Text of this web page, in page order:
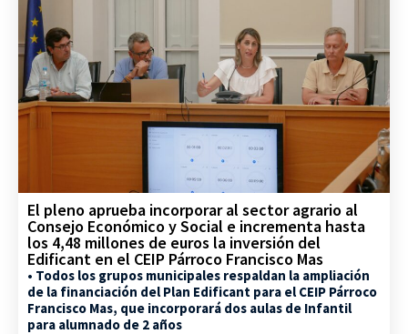
El pleno aprueba incorporar al sector agrario al
Consejo Económico y Social e incrementa hasta
los 4,48 millones de euros la inversión del
Edificant en el CEIP Párroco Francisco Mas
• Todos los grupos municipales respaldan la ampliación
de la financiación del Plan Edificant para el CEIP Párroco
Francisco Mas, que incorporará dos aulas de Infantil
para alumnado de 2 años